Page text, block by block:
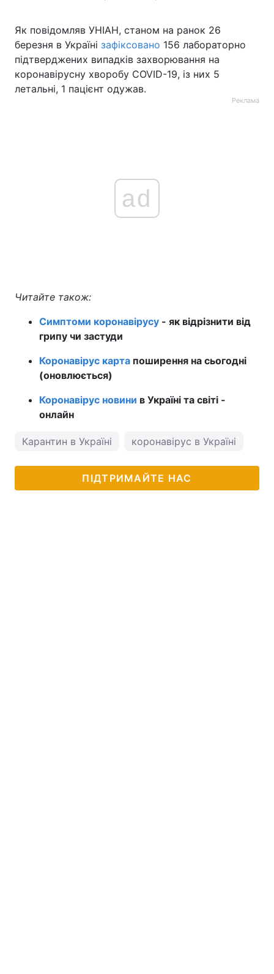
Як повідомляв УНІАН, станом на ранок 26
березня в Україні зафіксовано 156 лабораторно
підтверджених випадків захворювання на
коронавірусну хворобу COVID-19, із них 5
летальні, 1 пацієнт одужав.
Реклама
ad
Читайте також:
Симптоми коронавірусу - як відрізнити від
грипу чи застуди
Коронавірус карта поширення на сьогодні
(оновлюється)
Коронавірус новини в Україні та світі -
онлайн
Карантин в Україні коронавірус в Україні
ПІДТРИМАЙТЕ НАС